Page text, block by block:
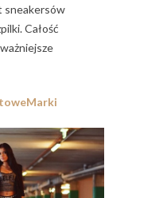
sneakersów
Całość